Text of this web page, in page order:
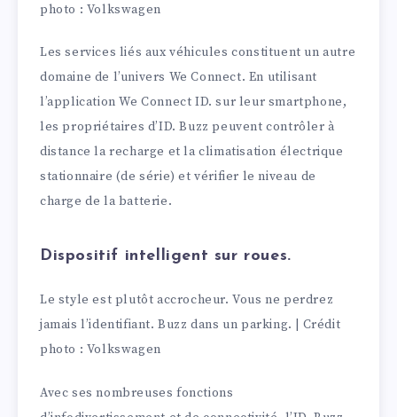
photo : Volkswagen
Les services liés aux véhicules constituent un autre
domaine de l’univers We Connect. En utilisant
l’application We Connect ID. sur leur smartphone,
les propriétaires d’ID. Buzz peuvent contrôler à
distance la recharge et la climatisation électrique
stationnaire (de série) et vérifier le niveau de
charge de la batterie.
Dispositif intelligent sur roues.
Le style est plutôt accrocheur. Vous ne perdrez
jamais l’identifiant. Buzz dans un parking. | Crédit
photo : Volkswagen
Avec ses nombreuses fonctions